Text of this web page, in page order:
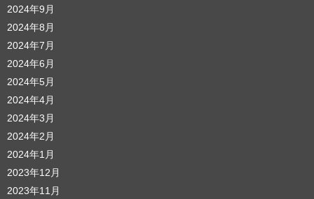
2024年9月
2024年8月
2024年7月
2024年6月
2024年5月
2024年4月
2024年3月
2024年2月
2024年1月
2023年12月
2023年11月